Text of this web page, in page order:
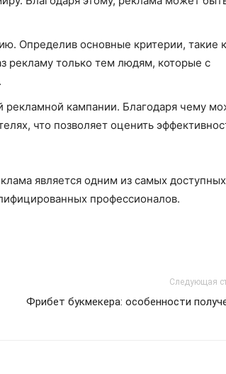
Определив основные критерии, такие
рекламу только тем людям, которые с
рекламной кампании. Благодаря чему
что позволяет оценить
является одним из самых
профессионалов.
Следующая
Фрибет букмекера: особенности